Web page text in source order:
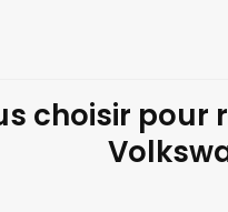
choisir